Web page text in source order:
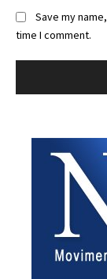
Save my
time I comment.